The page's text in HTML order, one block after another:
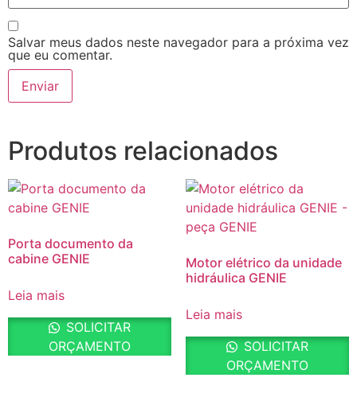
Salvar meus dados neste navegador para a próxima vez
que eu comentar.
Produtos relacionados
Porta documento da
cabine GENIE
Leia mais
SOLICITAR
ORÇAMENTO
Motor elétrico da unidade
hidráulica GENIE
Leia mais
SOLICITAR
ORÇAMENTO